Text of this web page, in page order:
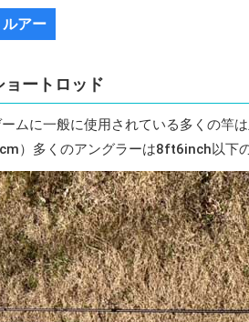
ルアー
ョートロッド
ムに一般に使用されている多くの竿
）多くのアングラーは8ft6inch以下